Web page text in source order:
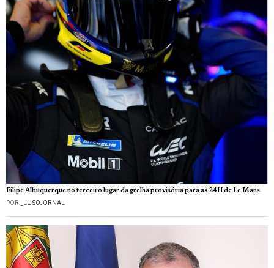
Filipe Albuquerque no terceiro lugar da grelha provisória para as 24H de Le Mans
POR _LUSOJORNAL